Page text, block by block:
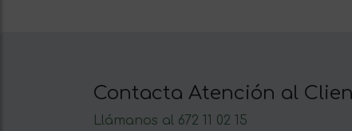
Contacta Atención al
Llámanos al 672 11 02 15